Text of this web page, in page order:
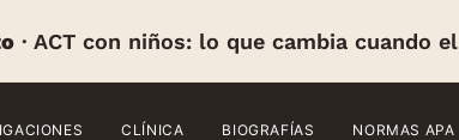
· ACT con niños: lo que cambia cuando
CLÍNICA BIOGRAFÍAS NORMAS APA